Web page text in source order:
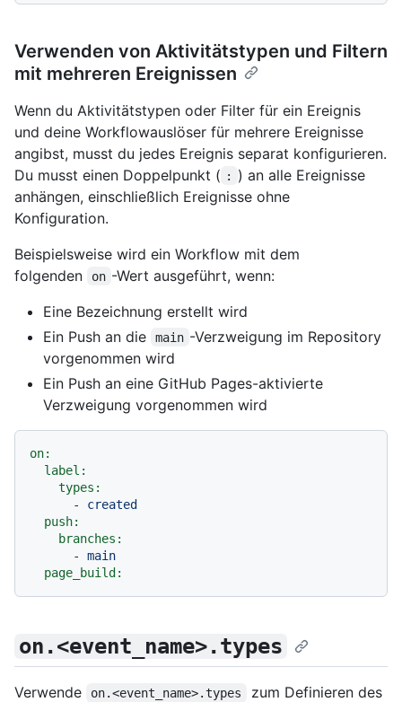
Verwenden von Aktivitätstypen und Filtern
mit mehreren Ereignissen
Wenn du Aktivitätstypen oder Filter für ein Ereignis
und deine Workflowauslöser für mehrere Ereignisse
angibst, musst du jedes Ereignis separat konfigurieren.
Du musst einen Doppelpunkt ( :
) an alle Ereignisse
anhängen, einschließlich Ereignisse ohne
Konfiguration.
Beispielsweise wird ein Workflow mit dem
folgenden
on -Wert ausgeführt, wenn:
Eine Bezeichnung erstellt wird
Ein Push an die
main -Verzweigung im Repository
vorgenommen wird
Ein Push an eine GitHub Pages-aktivierte
Verzweigung vorgenommen wird
on:
label:
types:
-
created
push:
branches:
-
main
page_build:
on.<event_name>.types
Verwende on.<event_name>.types
zum Definieren des